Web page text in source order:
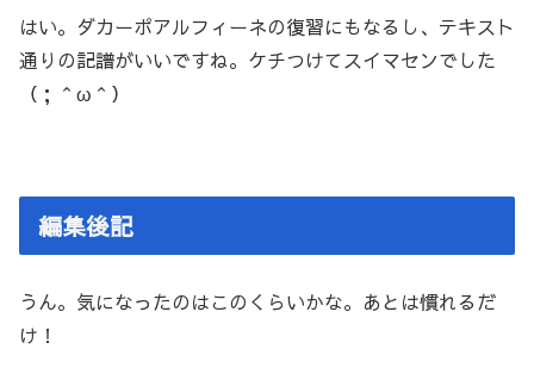
はい。ダカーポアルフィーネの復習にもなるし、テキスト
通りの記譜がいいですね。ケチつけてスイマセンでした
（；＾ω＾）
編集後記
うん。気になったのはこのくらいかな。あとは慣れるだ
け！